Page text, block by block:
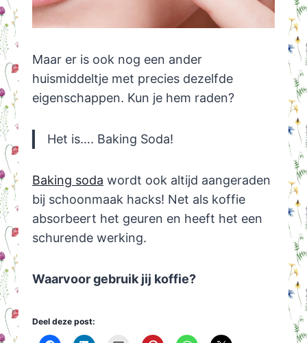
Maar er is ook nog een ander
huismiddeltje met precies dezelfde
eigenschappen. Kun je hem raden?
Het is…. Baking Soda!
Baking soda wordt ook altijd aangeraden
bij schoonmaak hacks! Net als koffie
absorbeert het geuren en heeft het een
schurende werking.
Waarvoor gebruik jij koffie?
Deel deze post: